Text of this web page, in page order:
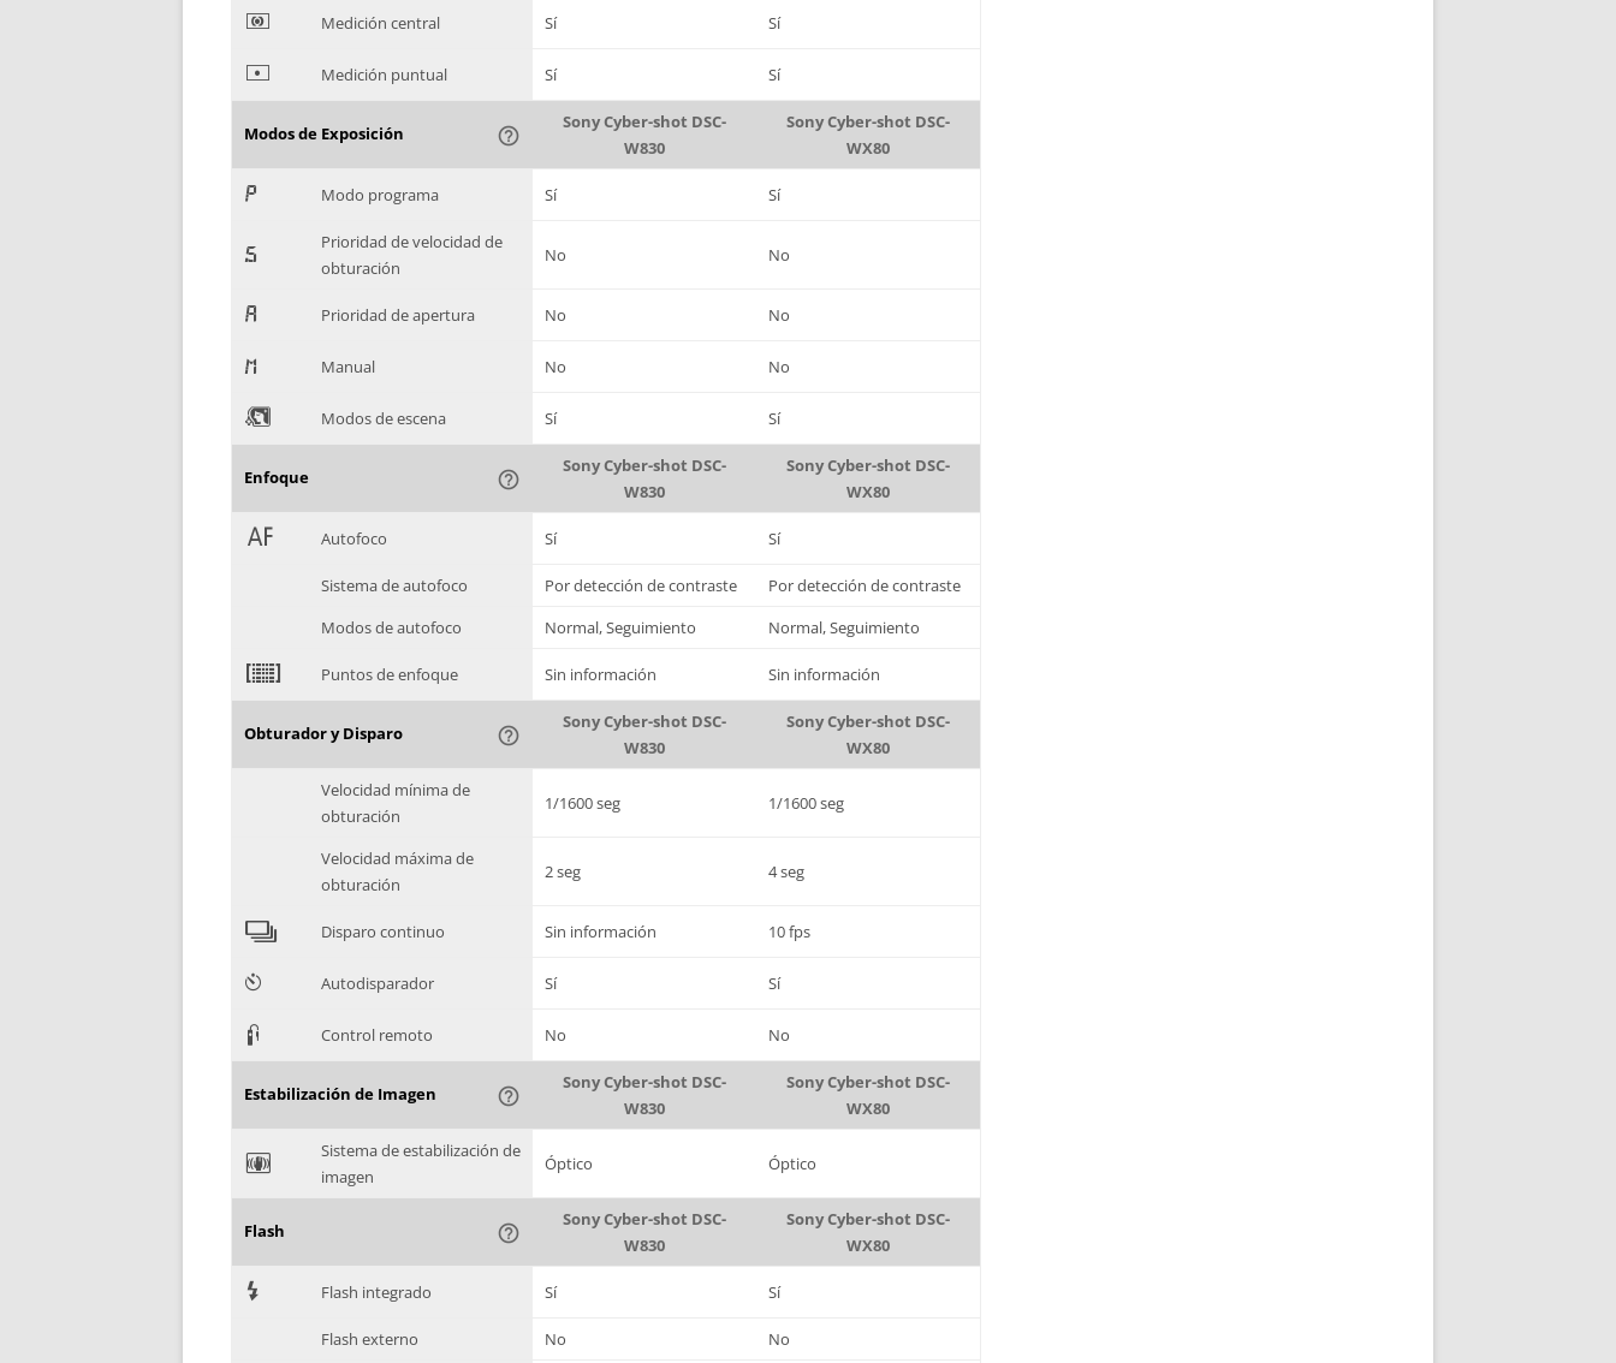
* Medición central Sí Sí
+ Medición puntual Sí Sí
Modos de Exposición help_outline
Sony Cyber-shot DSC-
W830
Sony Cyber-shot DSC-
WX80
, Modo programa Sí Sí
-
Prioridad de velocidad de
obturación
No No
. Prioridad de apertura No No
/ Manual No No
0 Modos de escena Sí Sí
Enfoque help_outline
Sony Cyber-shot DSC-
W830
Sony Cyber-shot DSC-
WX80
1 Autofoco Sí Sí
Sistema de autofoco Por detección de contraste
Por detección de contraste
Modos de autofoco
Normal, Seguimiento Normal, Seguimiento
2 Puntos de enfoque Sin información Sin información
Obturador y Disparo help_outline
Sony Cyber-shot DSC-
W830
Sony Cyber-shot DSC-
WX80
Velocidad mínima de
obturación
1/1600 seg 1/1600 seg
Velocidad máxima de
obturación
2 seg 4 seg
4 Disparo continuo Sin información 10 fps
6 Autodisparador Sí Sí
3 Control remoto No No
Estabilización de Imagen help_outline
Sony Cyber-shot DSC-
W830
Sony Cyber-shot DSC-
WX80
F
Sistema de estabilización de
imagen
Óptico Óptico
Flash help_outline
Sony Cyber-shot DSC-
W830
Sony Cyber-shot DSC-
WX80
7 Flash integrado Sí Sí
Flash externo No No